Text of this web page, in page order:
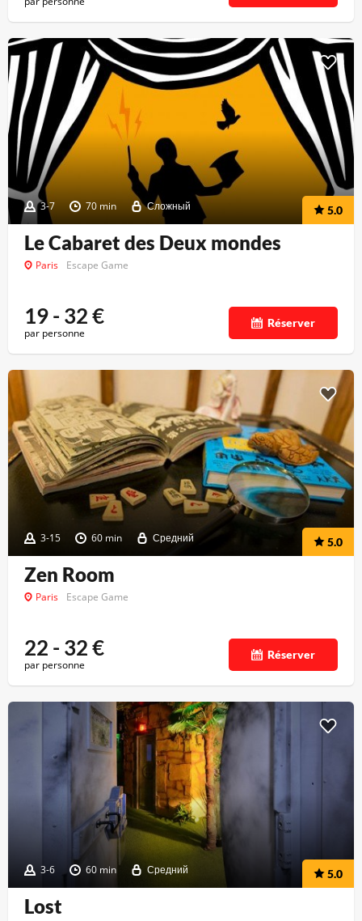
3-7 70 min Сложный 5.0
Le Cabaret des Deux mondes
Paris Escape Game
19 - 32€
par personne
Réserver
3-15 60 min Средний 5.0
Zen Room
Paris Escape Game
22 - 32€
par personne
Réserver
3-6 60 min Средний 5.0
Lost